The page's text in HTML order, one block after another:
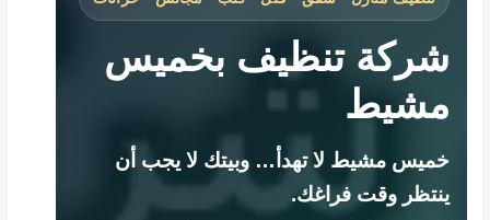
شركة تنظيف بخميس
مشيط
خميس مشيط لا تهدأ… وبيتك لا يجب أن
ينتظر وقت فراغك.